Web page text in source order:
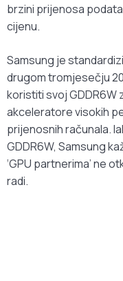
brzini prijenosa
cijenu.
Samsung je
drugom tromjesečju
koristiti svoj GDDR6W
akceleratore visokih
prijenosnih računala.
GDDR6W, Samsung
‘GPU partnerima’ ne
radi.